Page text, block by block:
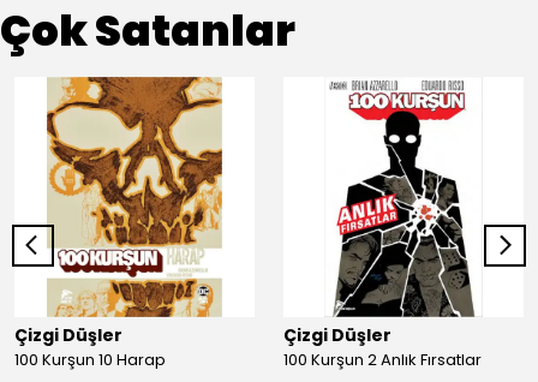
Çok Satanlar
Çizgi Düşler
100 Kurşun 10 Harap
Çizgi Düşler
100 Kurşun 2 Anlık Fırsatlar